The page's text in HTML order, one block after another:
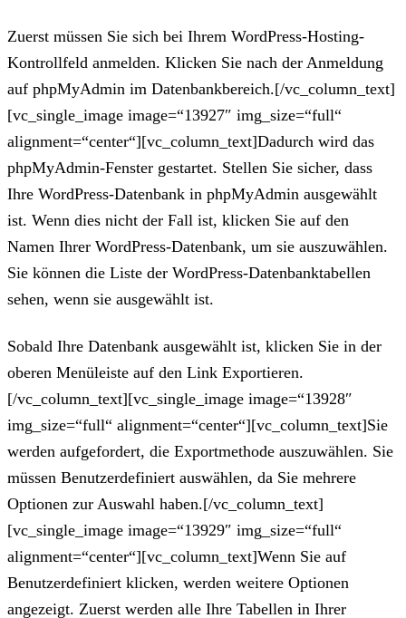
Zuerst müssen Sie sich bei Ihrem WordPress-Hosting-
Kontrollfeld anmelden. Klicken Sie nach der Anmeldung
auf phpMyAdmin im Datenbankbereich.[/vc_column_text]
[vc_single_image image=“13927″ img_size=“full“
alignment=“center“][vc_column_text]Dadurch wird das
phpMyAdmin-Fenster gestartet. Stellen Sie sicher, dass
Ihre WordPress-Datenbank in phpMyAdmin ausgewählt
ist. Wenn dies nicht der Fall ist, klicken Sie auf den
Namen Ihrer WordPress-Datenbank, um sie auszuwählen.
Sie können die Liste der WordPress-Datenbanktabellen
sehen, wenn sie ausgewählt ist.
Sobald Ihre Datenbank ausgewählt ist, klicken Sie in der
oberen Menüleiste auf den Link Exportieren.
[/vc_column_text][vc_single_image image=“13928″
img_size=“full“ alignment=“center“][vc_column_text]Sie
werden aufgefordert, die Exportmethode auszuwählen. Sie
müssen Benutzerdefiniert auswählen, da Sie mehrere
Optionen zur Auswahl haben.[/vc_column_text]
[vc_single_image image=“13929″ img_size=“full“
alignment=“center“][vc_column_text]Wenn Sie auf
Benutzerdefiniert klicken, werden weitere Optionen
angezeigt. Zuerst werden alle Ihre Tabellen in Ihrer